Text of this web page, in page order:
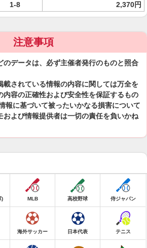
1-8 2,370円
注意事項
のデータは、必ず主催者発行のものと照合
載されている情報の内容に関しては万全を
内容の正確性および安全性を保証するもの
報に基づいて被ったいかなる損害について
および情報提供者は一切の責任を負いかね
) MLB 高校野球 侍ジャパン
海外サッカー 日本代表 テニス